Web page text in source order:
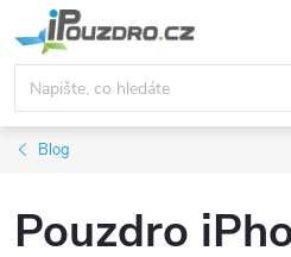
na
obsah
Blog
Pouzdro